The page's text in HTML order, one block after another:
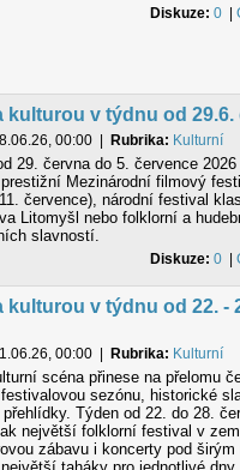
Diskuze: 0|
kulturou v týdnu od 29.6.
00:00| Rubrika: Kulturní
29. června do 5. července
Mezinárodní filmový
července), národní festival
Litomyšl nebo folklorní a
slavností.
Diskuze: 0|
kulturou v týdnu od 22. -
00:00| Rubrika: Kulturní
scéna přinese na přelomu
sezónu, historické
Týden od 22. do 28.
největší folklorní festival v
zábavu i koncerty pod širým